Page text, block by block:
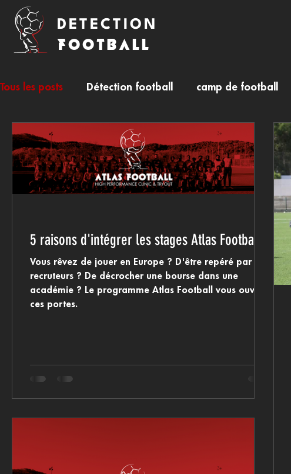
DETECTION
FOOTBALL
Tous les posts Détection football camp de football
5 raisons d'intégrer les stages Atlas Football
Vous rêvez de jouer en Europe ? D'être repéré par des
recruteurs ? De décrocher une bourse dans une
académie ? Le programme Atlas Football vous ouvre
ces portes.